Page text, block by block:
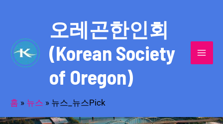
오레곤한인회
(Korean Society
of Oregon)
홈 » 뉴스 » 뉴스_뉴스Pick
반세기의 세월을 품고 동포사회를 섬겨온
오레곤한인회!